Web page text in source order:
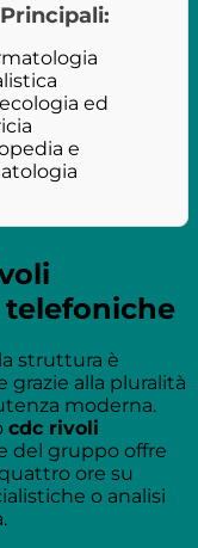
ed
e
struttura è
alla pluralità
moderna.
cdc rivoli
del gruppo offre
ore su
o analisi